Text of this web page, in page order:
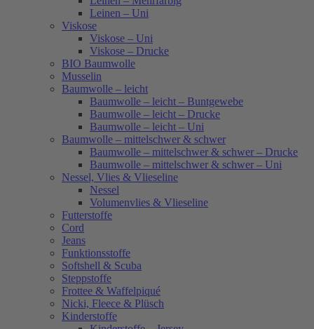
Leinen – Uni
Viskose
Viskose – Uni
Viskose – Drucke
BIO Baumwolle
Musselin
Baumwolle – leicht
Baumwolle – leicht – Buntgewebe
Baumwolle – leicht – Drucke
Baumwolle – leicht – Uni
Baumwolle – mittelschwer & schwer
Baumwolle – mittelschwer & schwer – Drucke
Baumwolle – mittelschwer & schwer – Uni
Nessel, Vlies & Vlieseline
Nessel
Volumenvlies & Vlieseline
Futterstoffe
Cord
Jeans
Funktionsstoffe
Softshell & Scuba
Steppstoffe
Frottee & Waffelpiqué
Nicki, Fleece & Plüsch
Kinderstoffe